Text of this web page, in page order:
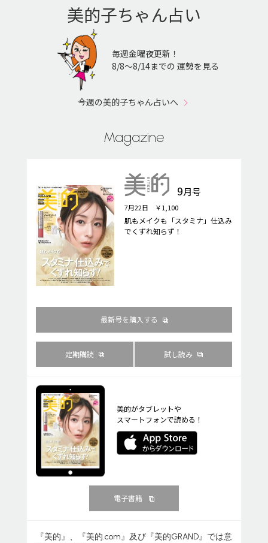
美的子ちゃん占い
毎週金曜夜更新！
8/8〜8/14までの 運勢を見る
今週の美的子ちゃん占いへ
Magazine
9月号
7月22日 ￥1,100
肌もメイクも「スタミナ」仕込み
でくずれ知らず！
最新号を購入する
定期購読 試し読み
美的がタブレットや
スマートフォンで読める！
電子書籍
『美的』、『美的.com』及び『美的GRAND』では意